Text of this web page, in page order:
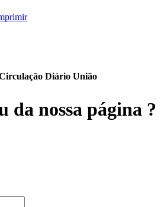
Diário União
da nossa página ?